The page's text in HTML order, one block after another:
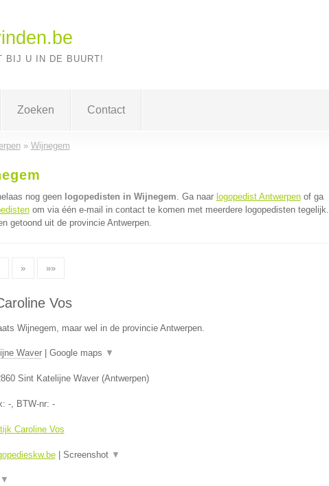
BIJ U IN DE BUURT!
Zoeken Contact
» Wijnegem
nog geen logopedisten in Wijnegem. Ga naar logopedist Antwerpenof ga
om via één e-mail in contact te komen met meerdere logopedisten tegelijk.
getoond uit de provincie Antwerpen.
» »»
Vos
Wijnegem, maar wel in de provincie Antwerpen.
Waver| Google maps ▼
Sint Katelijne Waver(Antwerpen)
-, BTW-nr: -
Caroline Vos
| Screenshot ▼
▼